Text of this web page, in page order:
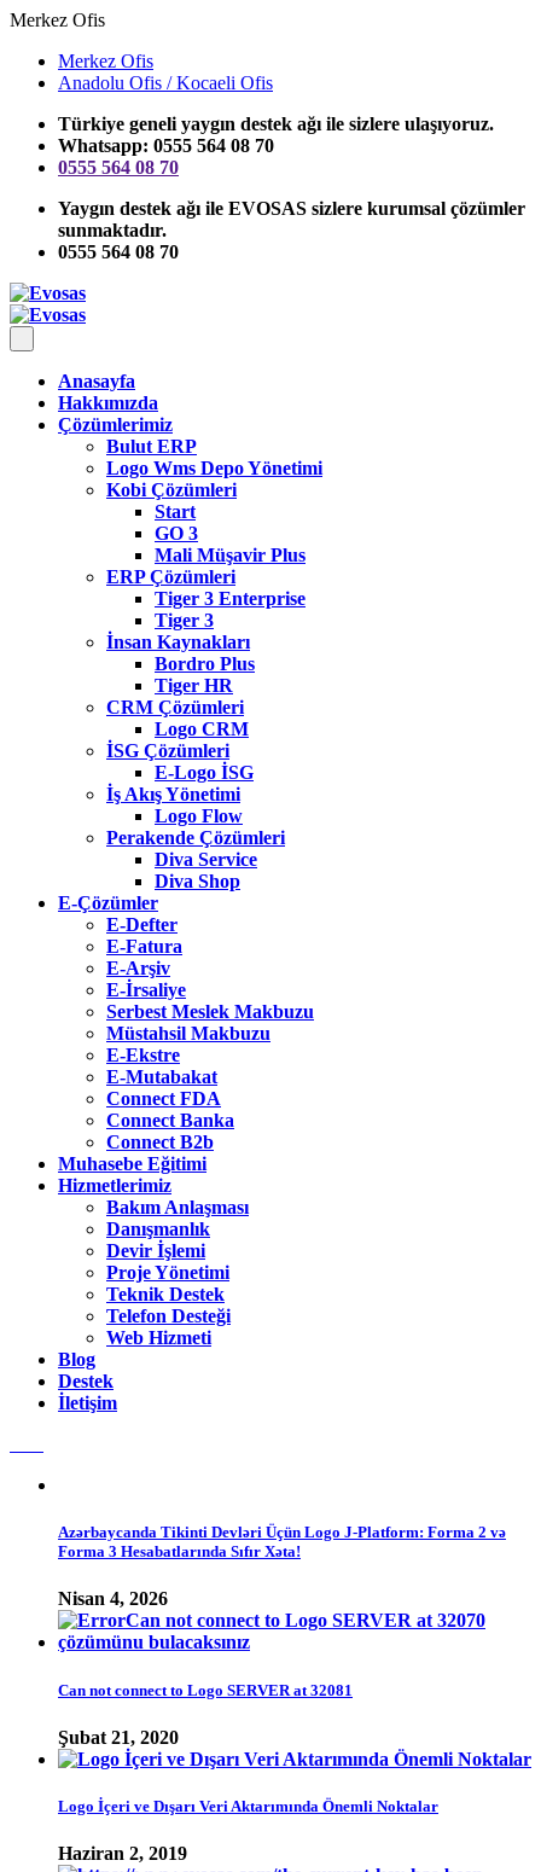
Merkez Ofis
Merkez Ofis
Anadolu Ofis / Kocaeli Ofis
Türkiye geneli yaygın destek ağı ile sizlere ulaşıyoruz.
Whatsapp: 0555 564 08 70
0555 564 08 70
Yaygın destek ağı ile EVOSAS sizlere kurumsal çözümler
sunmaktadır.
0555 564 08 70
Anasayfa
Hakkımızda
Çözümlerimiz
Bulut ERP
Logo Wms Depo Yönetimi
Kobi Çözümleri
Start
GO 3
Mali Müşavir Plus
ERP Çözümleri
Tiger 3 Enterprise
Tiger 3
İnsan Kaynakları
Bordro Plus
Tiger HR
CRM Çözümleri
Logo CRM
İSG Çözümleri
E-Logo İSG
İş Akış Yönetimi
Logo Flow
Perakende Çözümleri
Diva Service
Diva Shop
E-Çözümler
E-Defter
E-Fatura
E-Arşiv
E-İrsaliye
Serbest Meslek Makbuzu
Müstahsil Makbuzu
E-Ekstre
E-Mutabakat
Connect FDA
Connect Banka
Connect B2b
Muhasebe Eğitimi
Hizmetlerimiz
Bakım Anlaşması
Danışmanlık
Devir İşlemi
Proje Yönetimi
Teknik Destek
Telefon Desteği
Web Hizmeti
Blog
Destek
İletişim
Azərbaycanda Tikinti Devləri Üçün Logo J-Platform: Forma 2 və
Forma 3 Hesabatlarında Sıfır Xəta!
Nisan 4, 2026
Can not connect to Logo SERVER at 32081
Şubat 21, 2020
Logo İçeri ve Dışarı Veri Aktarımında Önemli Noktalar
Haziran 2, 2019